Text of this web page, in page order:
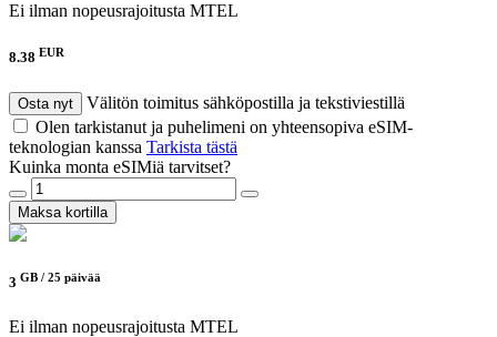
Ei ilman nopeusrajoitusta MTEL
8.38 EUR
Osta nyt
Välitön toimitus sähköpostilla ja tekstiviestillä
Olen tarkistanut ja puhelimeni on yhteensopiva eSIM-
teknologian kanssa Tarkista tästä
Kuinka monta eSIMiä tarvitset?
Maksa kortilla
3 GB / 25 päivää
Ei ilman nopeusrajoitusta MTEL